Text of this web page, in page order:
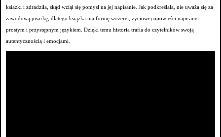
książki i zdradziła, skąd wziął się pomysł na jej napisanie. Jak podkreślała, nie uważa się za
zawodową pisarkę, dlatego książka ma formę szczerej, życiowej opowieści napisanej
prostym i przystępnym językiem. Dzięki temu historia trafia do czytelników swoją
autentycznością i emocjami.